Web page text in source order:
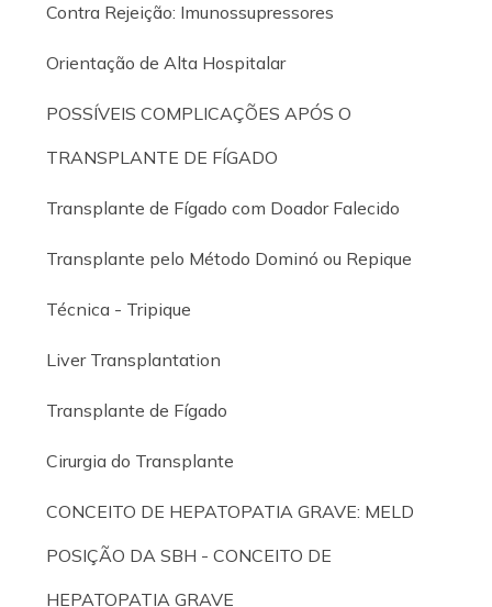
Contra Rejeição: Imunossupressores
Orientação de Alta Hospitalar
POSSÍVEIS COMPLICAÇÕES APÓS O
TRANSPLANTE DE FÍGADO
Transplante de Fígado com Doador Falecido
Transplante pelo Método Dominó ou Repique
Técnica - Tripique
Liver Transplantation
Transplante de Fígado
Cirurgia do Transplante
CONCEITO DE HEPATOPATIA GRAVE: MELD
POSIÇÃO DA SBH - CONCEITO DE
HEPATOPATIA GRAVE